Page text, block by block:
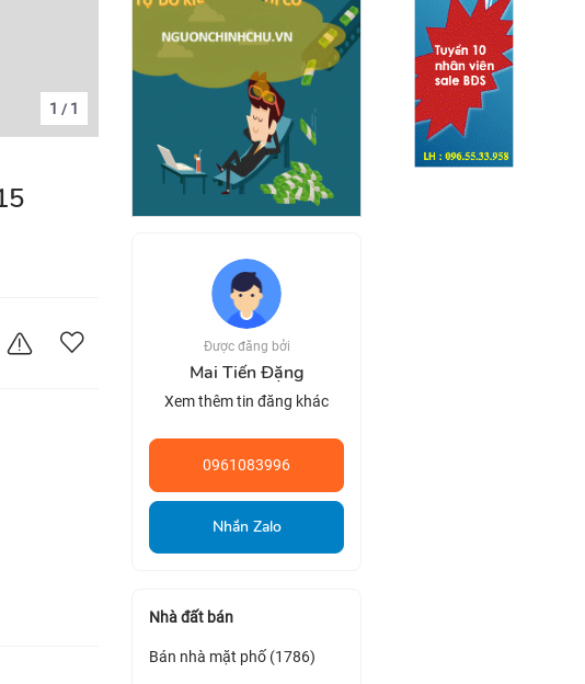
1 / 1
Được đăng bởi
Mai Tiến Đặng
Xem thêm tin đăng khác
0961083996
Nhắn Zalo
Nhà đất bán
Bán nhà mặt phố (1786)